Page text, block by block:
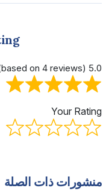
5.0 out of 5 stars (based on 4 reviews)
Your Rating
منشورات ذات الصلة